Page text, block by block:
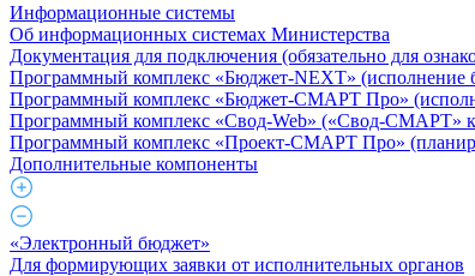
Информационные системы
Об информационных системах Министерства
Документация для подключения (обязательно для
Программный комплекс «Бюджет-NEXT» (исполнение
Программный комплекс «Бюджет-СМАРТ Про»
Программный комплекс «Свод-Web» («Свод-СМАРТ»
Программный комплекс «Проект-СМАРТ Про»
Дополнительные компоненты
«Электронный бюджет»
Для формирующих заявки от исполнительных органов